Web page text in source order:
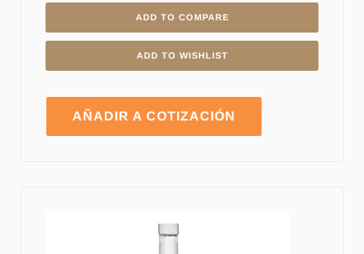
ADD TO COMPARE
ADD TO WISHLIST
AÑADIR A COTIZACIÓN